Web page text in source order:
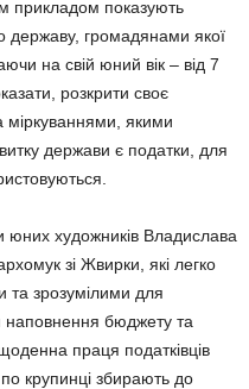
прикладом показують
державу, громадянами якої
на свій юний вік – від 7
розкрити своє
міркуваннями, якими
держави є податки, для
художників Владислава
зі Жвирки, які легко
та зрозумілими для
наповнення бюджету та
праця податківців
крупинці збирають до